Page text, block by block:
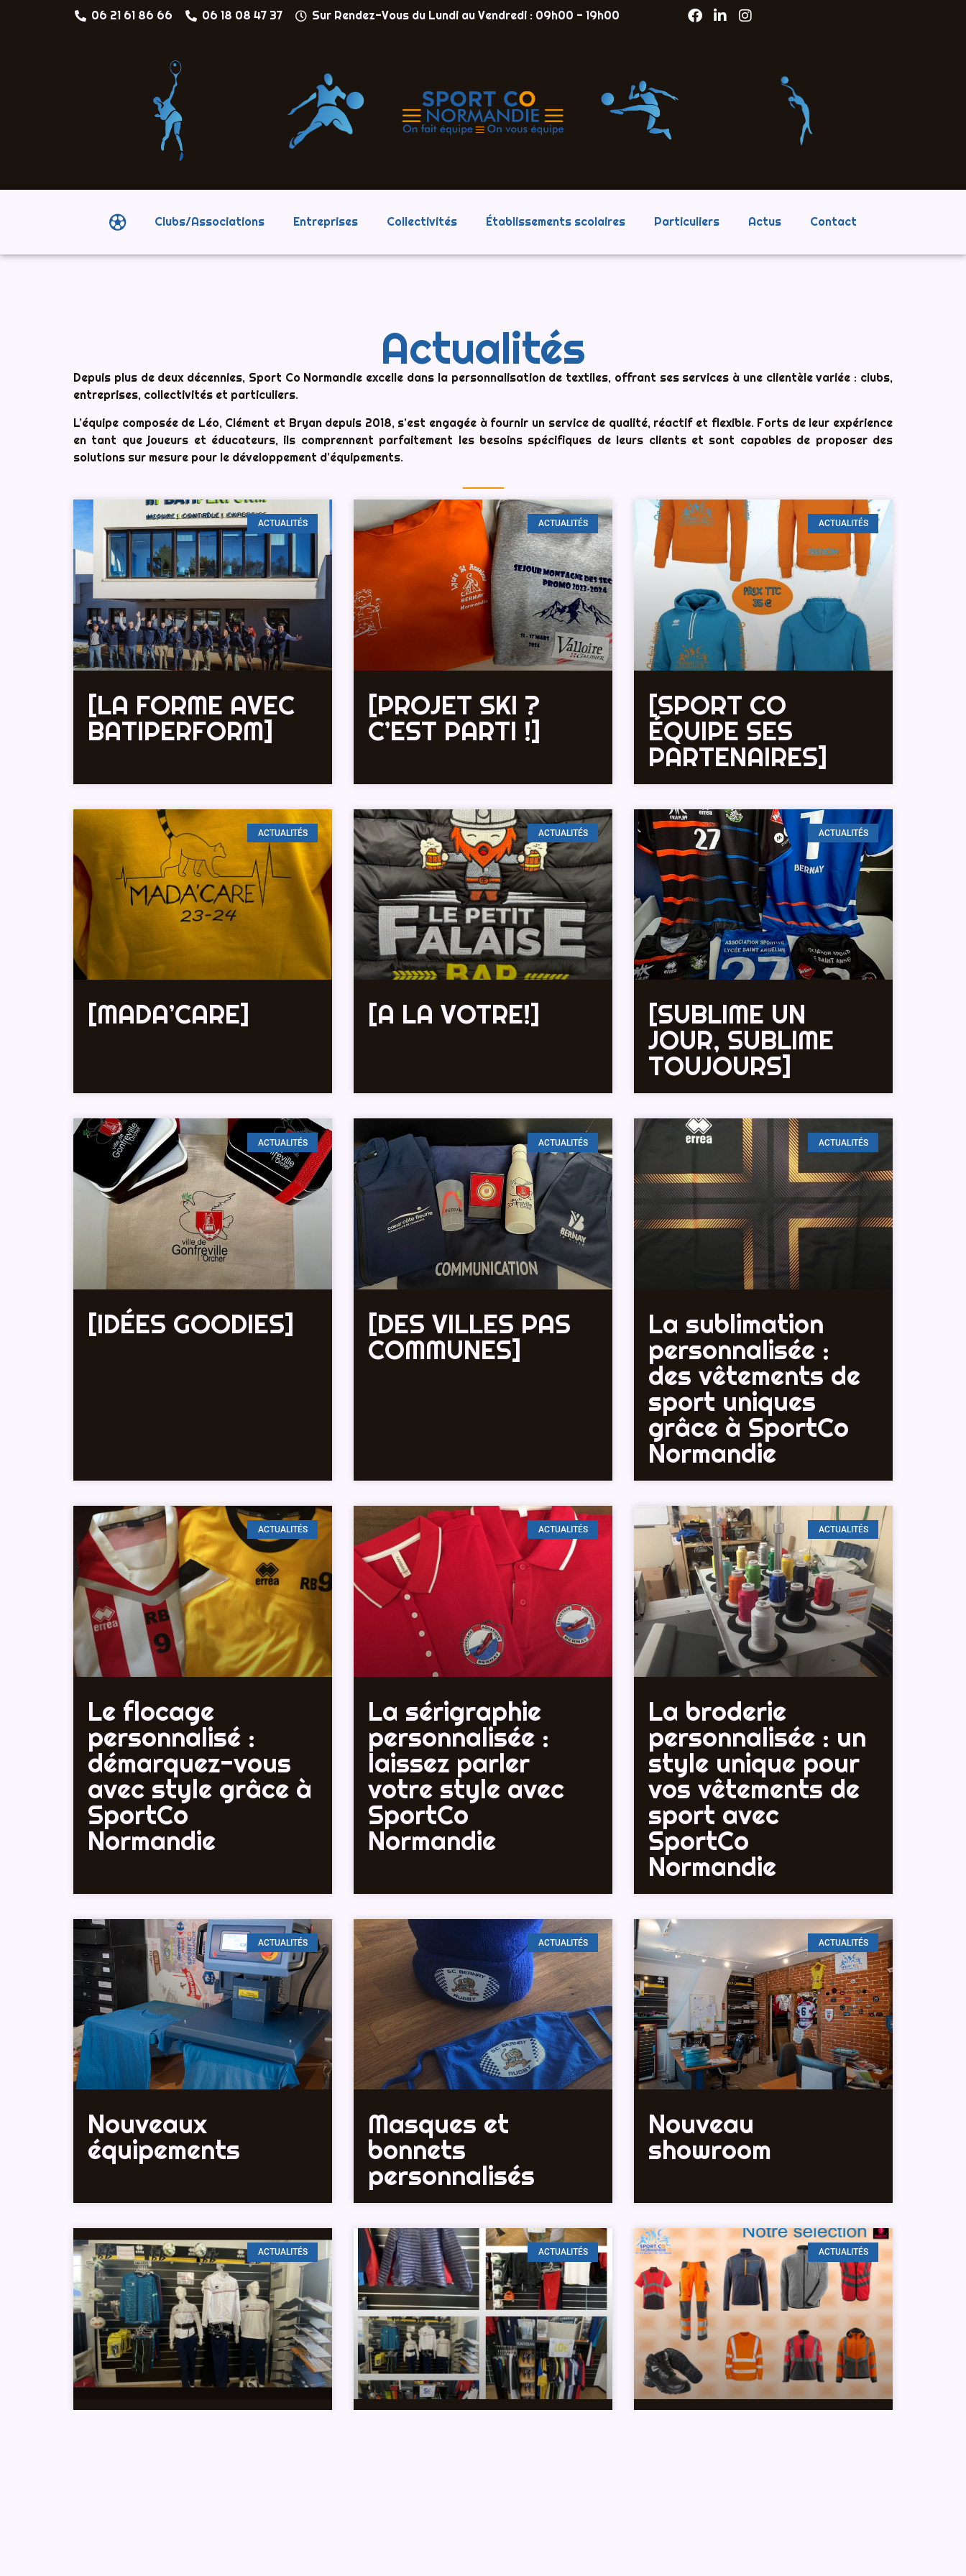
06 21 61 86 66 06 18 08 47 37 Sur Rendez-Vous du Lundi au Vendredi : 09h00 - 19h00
Clubs/Associations Entreprises Collectivités Établissements scolaires Particuliers Actus Contact
Actualités
Depuis plus de deux décennies, Sport Co Normandie excelle dans la personnalisation de textiles, offrant ses services à une clientèle variée : clubs,
entreprises, collectivités et particuliers.
L’équipe composée de Léo, Clément et Bryan depuis 2018, s’est engagée à fournir un service de qualité, réactif et flexible. Forts de leur expérience
en tant que joueurs et éducateurs, ils comprennent parfaitement les besoins spécifiques de leurs clients et sont capables de proposer des
solutions sur mesure pour le développement d’équipements.
ACTUALITÉS
[LA FORME AVEC
BATIPERFORM]
ACTUALITÉS
[PROJET SKI ?
C’EST PARTI !]
ACTUALITÉS
[SPORT CO
ÉQUIPE SES
PARTENAIRES]
ACTUALITÉS
[MADA’CARE]
ACTUALITÉS
[A LA VOTRE!]
ACTUALITÉS
[SUBLIME UN
JOUR, SUBLIME
TOUJOURS]
ACTUALITÉS
[IDÉES GOODIES]
ACTUALITÉS
[DES VILLES PAS
COMMUNES]
ACTUALITÉS
La sublimation
personnalisée :
des vêtements de
sport uniques
grâce à SportCo
Normandie
ACTUALITÉS
Le flocage
personnalisé :
démarquez-vous
avec style grâce à
SportCo
Normandie
ACTUALITÉS
La sérigraphie
personnalisée :
laissez parler
votre style avec
SportCo
Normandie
ACTUALITÉS
La broderie
personnalisée : un
style unique pour
vos vêtements de
sport avec
SportCo
Normandie
ACTUALITÉS
Nouveaux
équipements
ACTUALITÉS
Masques et
bonnets
personnalisés
ACTUALITÉS
Nouveau
showroom
ACTUALITÉS ACTUALITÉS ACTUALITÉS